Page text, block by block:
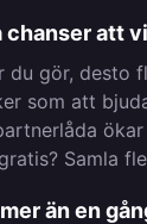
chanser att
du gör, desto
som att
Samla
än en